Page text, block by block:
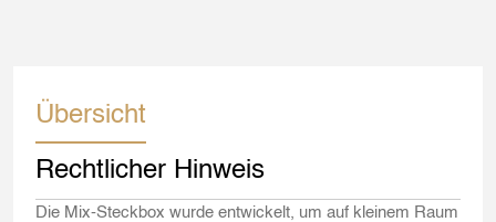
Übersicht
Rechtlicher Hinweis
Die Mix-Steckbox wurde entwickelt, um auf kleinem Raum